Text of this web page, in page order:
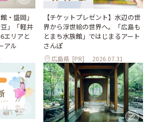
・盛岡」
」「軽井
エリアと
アル
【チケットプレゼント】水辺の世
界から浮世絵の世界へ。「広島も
とまち水族館」ではじまるアート
さんぽ
広島県 [PR] 2026.07.31